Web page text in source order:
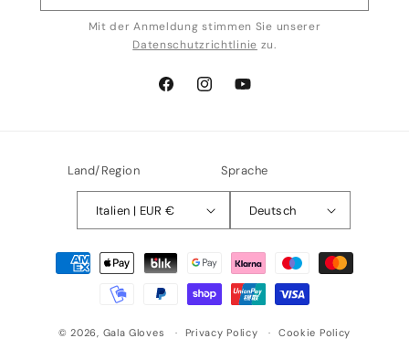
Mit der Anmeldung stimmen Sie unserer
Datenschutzrichtlinie zu.
FacebookInstagramYouTube
Land/Region
Italien | EUR €
Sprache
Deutsch
Zahlungsmethoden
© 2026, Gala Gloves Privacy Policy Cookie Policy